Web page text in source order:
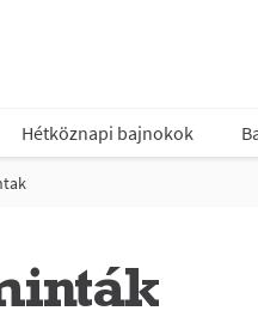
Hétköznapi bajnokok